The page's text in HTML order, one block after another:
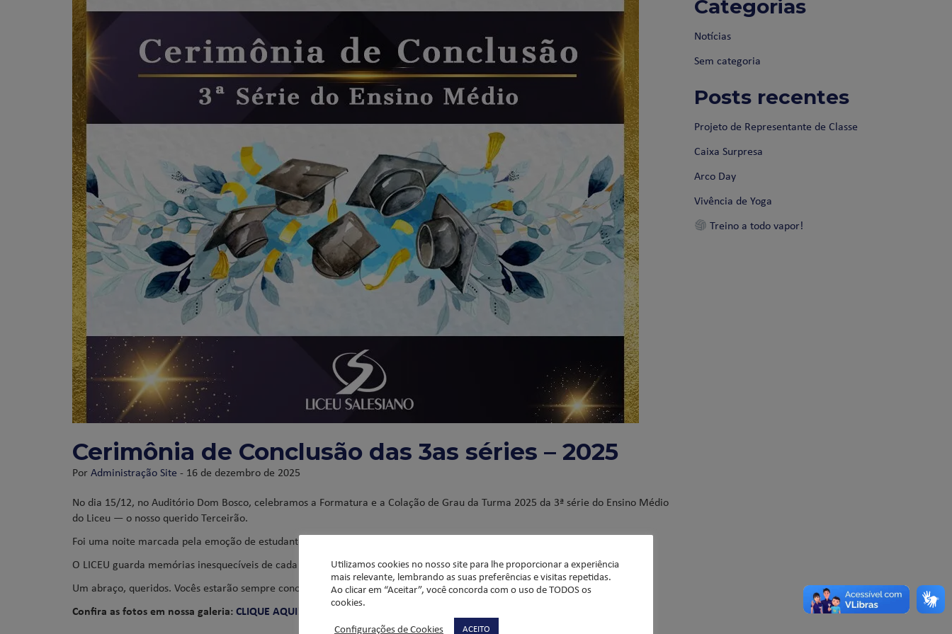
Cerimônia de Conclusão das 3as séries – 2025
PorAdministração Site - 16 de dezembro de 2025
No dia 15/12, no Auditório Dom Bosco, celebramos a Formatura e a Colação de Grau da Turma 2025 da 3ª série do Ensino Médio
do Liceu — o nosso querido Terceirão.
Foi uma noite marcada pela emoção de estudantes, familiares, professores e de toda a comunidade educativa.
O LICEU guarda memórias inesquecíveis de cada formando e já sente saudades.
Um abraço, queridos. Vocês estarão sempre conosco.
Confira as fotos em nossa galeria:CLIQUE AQUI!
Categorias
Notícias
Sem categoria
Posts recentes
Projeto de Representante de Classe
Caixa Surpresa
Arco Day
Vivência de Yoga
Treino a todo vapor!
Utilizamos cookies no nosso site para lhe proporcionar a experiência
mais relevante, lembrando as suas preferências e visitas repetidas.
Ao clicar em “Aceitar”, você concorda com o uso de TODOS os
cookies.
Configurações de Cookies
ACEITO